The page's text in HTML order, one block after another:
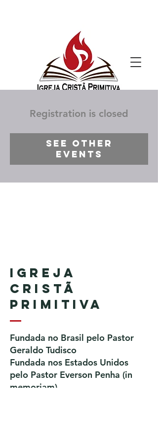
Registration is closed
See other
events
Igreja
Cristã
Primitiva
Fundada no Brasil pelo Pastor
Geraldo Tudisco
Fundada nos Estados Unidos
pelo Pastor Everson Penha​ (in
memoriam)